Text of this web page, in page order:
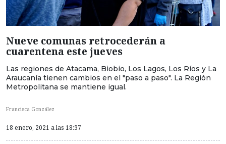
Nueve comunas retrocederán a
cuarentena este jueves
Las regiones de Atacama, Biobio, Los Lagos, Los Ríos y La
Araucanía tienen cambios en el "paso a paso". La Región
Metropolitana se mantiene igual.
Francisca González
18 enero, 2021 a las 18:37